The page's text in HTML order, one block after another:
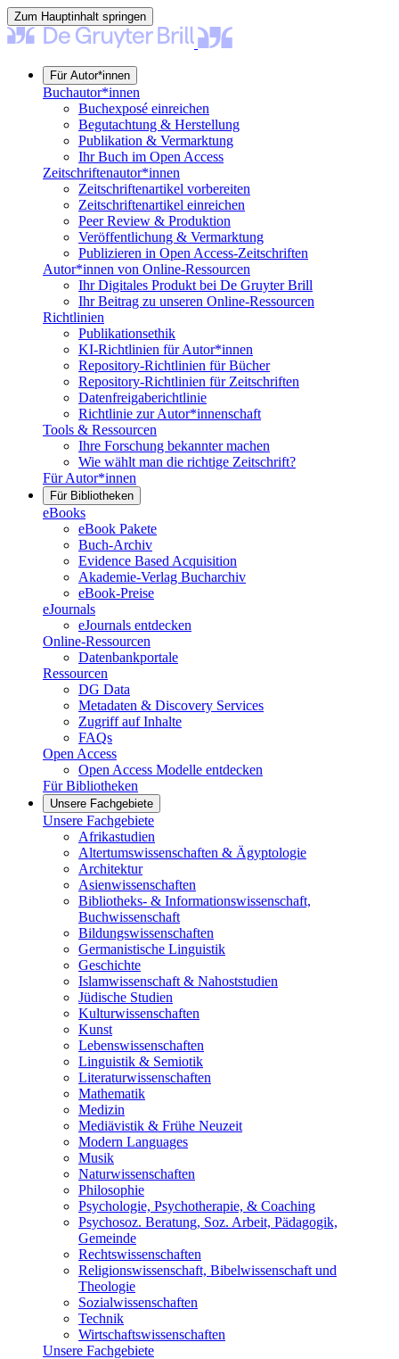
Zum Hauptinhalt springen
Für Autor*innen
Buchautor*innen
Buchexposé einreichen
Begutachtung & Herstellung
Publikation & Vermarktung
Ihr Buch im Open Access
Zeitschriftenautor*innen
Zeitschriftenartikel vorbereiten
Zeitschriftenartikel einreichen
Peer Review & Produktion
Veröffentlichung & Vermarktung
Publizieren in Open Access-Zeitschriften
Autor*innen von Online-Ressourcen
Ihr Digitales Produkt bei De Gruyter Brill
Ihr Beitrag zu unseren Online-Ressourcen
Richtlinien
Publikationsethik
KI-Richtlinien für Autor*innen
Repository-Richtlinien für Bücher
Repository-Richtlinien für Zeitschriften
Datenfreigaberichtlinie
Richtlinie zur Autor*innenschaft
Tools & Ressourcen
Ihre Forschung bekannter machen
Wie wählt man die richtige Zeitschrift?
Für Autor*innen
Für Bibliotheken
eBooks
eBook Pakete
Buch-Archiv
Evidence Based Acquisition
Akademie-Verlag Bucharchiv
eBook-Preise
eJournals
eJournals entdecken
Online-Ressourcen
Datenbankportale
Ressourcen
DG Data
Metadaten & Discovery Services
Zugriff auf Inhalte
FAQs
Open Access
Open Access Modelle entdecken
Für Bibliotheken
Unsere Fachgebiete
Unsere Fachgebiete
Afrikastudien
Altertumswissenschaften & Ägyptologie
Architektur
Asienwissenschaften
Bibliotheks- & Informationswissenschaft,
Buchwissenschaft
Bildungswissenschaften
Germanistische Linguistik
Geschichte
Islamwissenschaft & Nahoststudien
Jüdische Studien
Kulturwissenschaften
Kunst
Lebenswissenschaften
Linguistik & Semiotik
Literaturwissenschaften
Mathematik
Medizin
Mediävistik & Frühe Neuzeit
Modern Languages
Musik
Naturwissenschaften
Philosophie
Psychologie, Psychotherapie, & Coaching
Psychosoz. Beratung, Soz. Arbeit, Pädagogik,
Gemeinde
Rechtswissenschaften
Religionswissenschaft, Bibelwissenschaft und
Theologie
Sozialwissenschaften
Technik
Wirtschaftswissenschaften
Unsere Fachgebiete